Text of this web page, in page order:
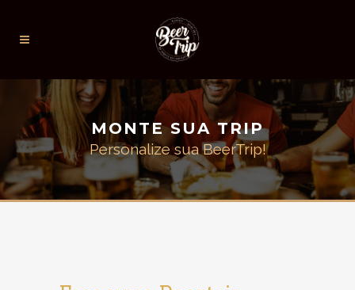
MONTE SUA TRIP
Personalize sua BeerTrip!